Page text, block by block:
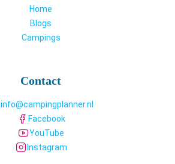
Home
Blogs
Campings
Contact
info@campingplanner.nl
Facebook
YouTube
Instagram